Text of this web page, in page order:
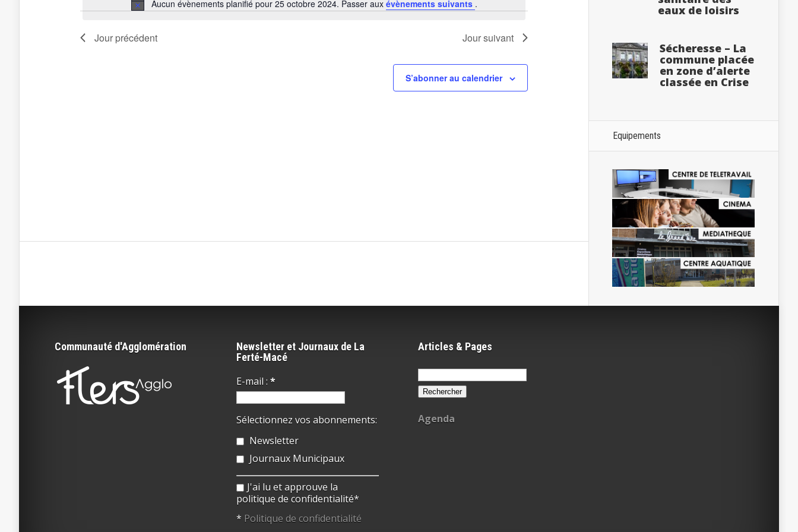
Notice
Aucun évènements planifié pour 25 octobre 2024. Passer aux évènements suivants .
Jour précédent Jour suivant
S’abonner au calendrier
eaux de loisirs
Sécheresse – La
commune placée
en zone d’alerte
classée en Crise
Equipements
Communauté d'Agglomération
Newsletter et Journaux de La
Ferté-Macé
E-mail : *
Sélectionnez vos abonnements:
Newsletter
Journaux Municipaux
J'ai lu et approuve la
politique de confidentialité*
* Politique de confidentialité
Articles & Pages
Rechercher :
Agenda